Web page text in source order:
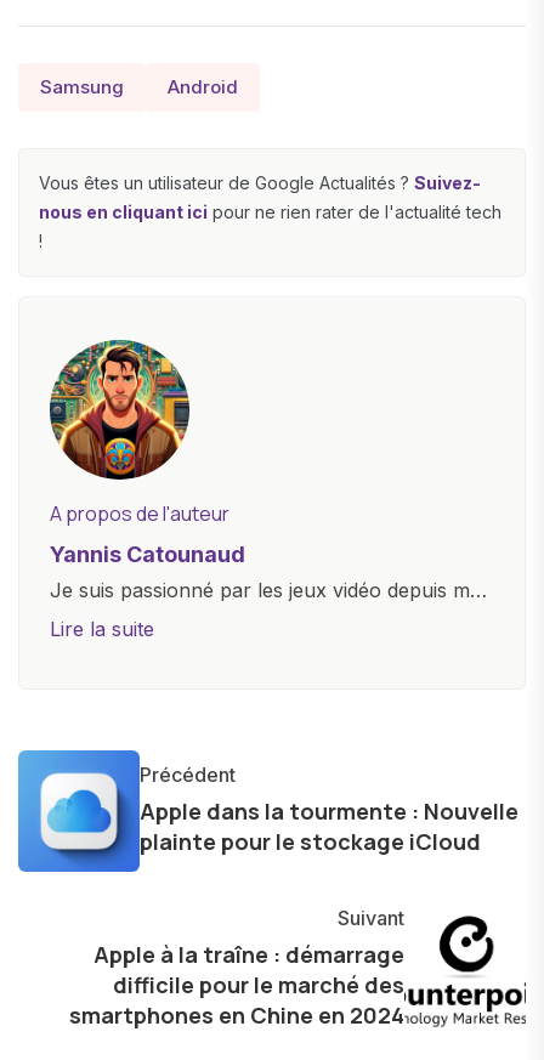
Samsung Android
Vous êtes un utilisateur de Google Actualités ? Suivez-
nous en cliquant ici pour ne rien rater de l'actualité tech
!
A propos de l'auteur
Yannis Catounaud
Je suis passionné par les jeux vidéo depuis mon
plus jeune âge. Mon amour pour l'univers
et bien d'autres gadgets technologiques. Armé
d'une curiosité insatiable, j'aime dévoiler les
dernières tendances et innovations, partageant
avec enthousiasme mes découvertes avec la
l'exploration constante des frontières de la
technologie me permet de présenter aux
lecteurs un aperçu captivant de ce que le futur
numérique nous réserve.
Lire la suite
Précédent
Apple dans la tourmente : Nouvelle
plainte pour le stockage iCloud
Suivant
Apple à la traîne : démarrage
difficile pour le marché des
smartphones en Chine en 2024